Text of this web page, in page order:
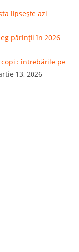
lipsește azi
părinții în 2026
întrebările pe
13, 2026